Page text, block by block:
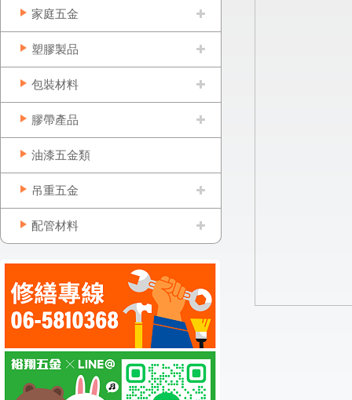
家庭五金
塑膠製品
包裝材料
膠帶產品
油漆五金類
吊重五金
配管材料